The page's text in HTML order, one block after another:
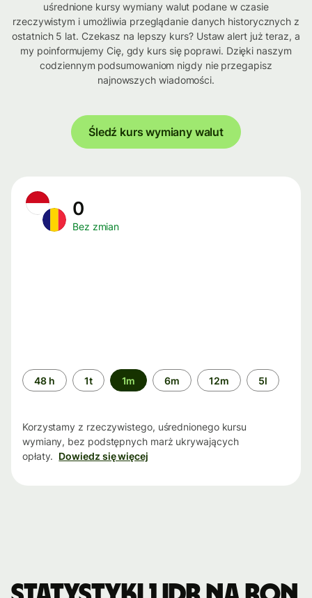
uśrednione kursy wymiany walut podane w czasie
rzeczywistym i umożliwia przeglądanie danych historycznych z
ostatnich 5 lat. Czekasz na lepszy kurs? Ustaw alert już teraz, a
my poinformujemy Cię, gdy kurs się poprawi. Dzięki naszym
codziennym podsumowaniom nigdy nie przegapisz
najnowszych wiadomości.
Śledź kurs wymiany walut
0
Bez zmian
Przedział
czasu
48 h 1t 1m 6m 12m 5l
Korzystamy z rzeczywistego, uśrednionego kursu
wymiany, bez podstępnych marż ukrywających
opłaty. Dowiedz się więcej